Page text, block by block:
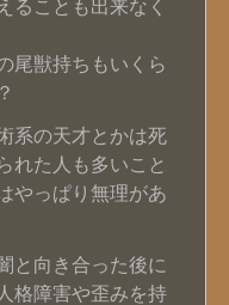
ることも出来なく
尾獣持ちもいくら
系の天才とかは死
れた人も多いこと
やっぱり無理があ
と向き合った後に
格障害や歪みを持